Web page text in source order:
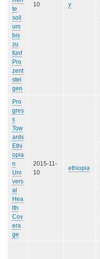
te
soll
um
bis
zu
fünf
Pro
zent
stei
gen
10
y
Pro
gres
s
Tow
ards
Ethi
opia
n
Uni
vers
al
Hea
lth
Cov
era
ge
2015-11-
10
ethiopia